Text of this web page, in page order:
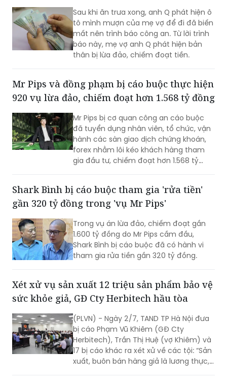
Sau khi ăn trưa xong, anh Q phát hiện ô
tô mình mượn của mẹ vợ để đi đã biến
mất nên trình báo công an. Từ lời trình
báo này, mẹ vợ anh Q phát hiện bản
thân bị lừa đảo, chiếm đoạt tiền.
Mr Pips và đồng phạm bị cáo buộc thực hiện
920 vụ lừa đảo, chiếm đoạt hơn 1.568 tỷ đồng
Mr Pips bị cơ quan công an cáo buộc
đã tuyển dụng nhân viên, tổ chức, vận
hành các sàn giao dịch chứng khoán,
forex nhằm lôi kéo khách hàng tham
gia đầu tư, chiếm đoạt hơn 1.568 tỷ
Shark Bình bị cáo buộc tham gia 'rửa tiền'
gần 320 tỷ đồng trong 'vụ Mr Pips'
Trong vụ án lừa đảo, chiếm đoạt gần
1.600 tỷ đồng do Mr Pips cầm đầu,
Shark Bình bị cáo buộc đã có hành vi
tham gia rửa tiền gần 320 tỷ đồng.
Xét xử vụ sản xuất 12 triệu sản phẩm bảo vệ
sức khỏe giả, GĐ Cty Herbitech hầu tòa
(PLVN) - Ngày 2/7, TAND TP Hà Nội đưa
bị cáo Phạm Vũ Khiêm (GĐ Cty
Herbitech), Trần Thị Huệ (vợ Khiêm) và
17 bị cáo khác ra xét xử về các tội: “Sản
xuất, buôn bán hàng giả là lương thực,